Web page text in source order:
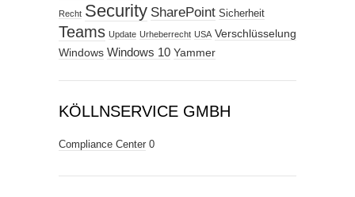
Recht Security SharePoint Sicherheit
Teams Update Urheberrecht USA Verschlüsselung
Windows Windows 10 Yammer
KÖLLNSERVICE GMBH
Compliance Center 0